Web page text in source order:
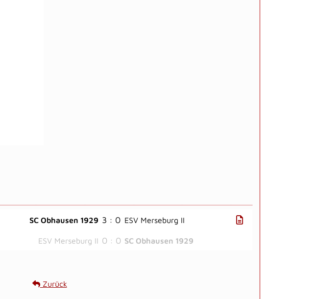
SC Obhausen 1929 3 : 0 ESV Merseburg II
ESV Merseburg II 0 : 0 SC Obhausen 1929
Zurück